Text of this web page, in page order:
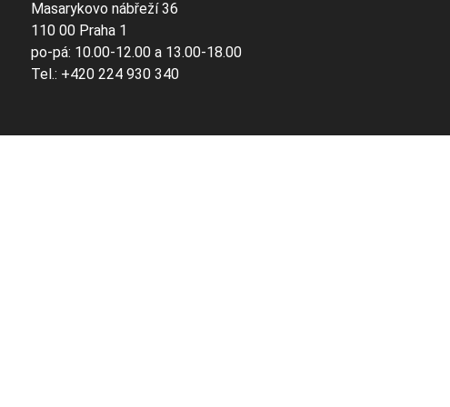
Masarykovo nábřeží 36
110 00 Praha 1
po-pá: 10.00-12.00 a 13.00-18.00
Tel.: +420 224 930 340